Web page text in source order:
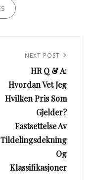
NEXT POST
HR Q & A:
Hvordan Vet Jeg
Hvilken Pris Som
Gjelder?
Fastsettelse Av
Tildelingsdekning
Og
Klassifikasjoner